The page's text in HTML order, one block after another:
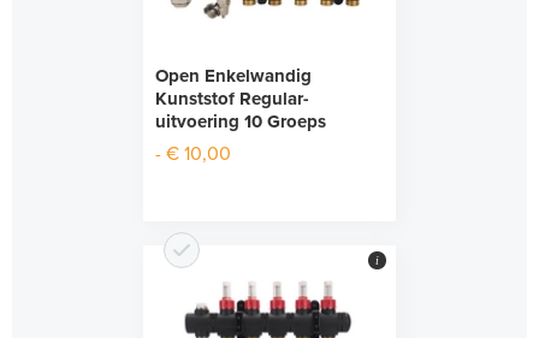
Open Enkelwandig
Kunststof Regular-
uitvoering 10 Groeps
- € 10,00
i